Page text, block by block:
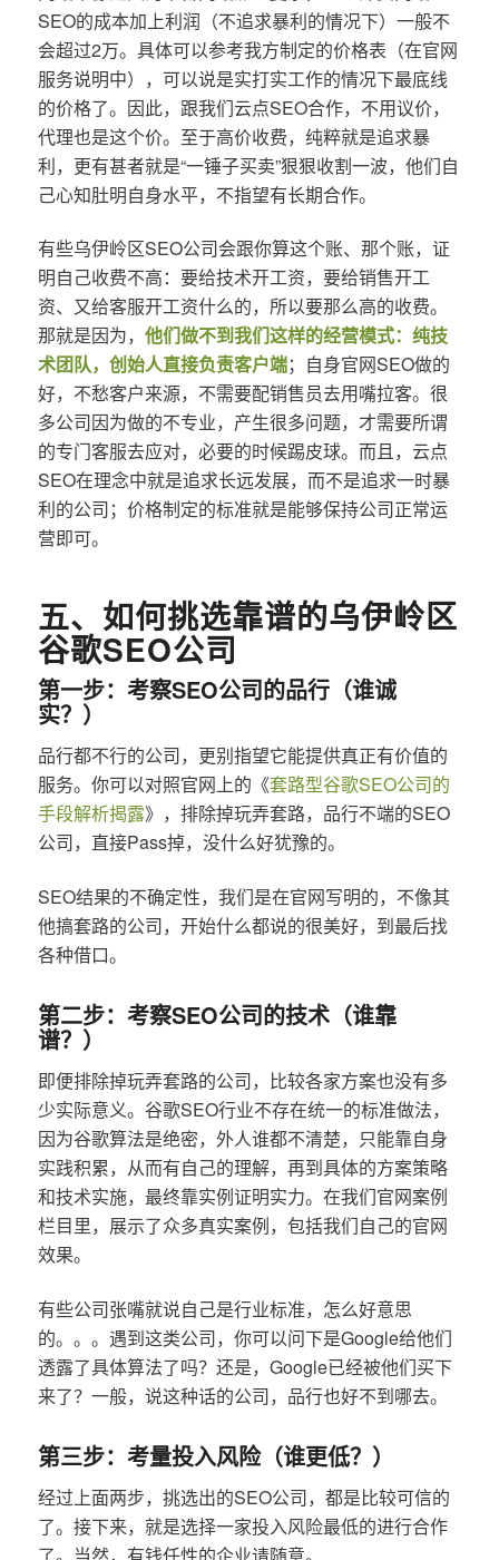
SEO的成本加上利润（不追求暴利的情况下）一般不
会超过2万。具体可以参考我方制定的价格表（在官网
服务说明中），可以说是实打实工作的情况下最底线
的价格了。因此，跟我们云点SEO合作，不用议价，
代理也是这个价。至于高价收费，纯粹就是追求暴
利，更有甚者就是“一锤子买卖”狠狠收割一波，他们自
己心知肚明自身水平，不指望有长期合作。
有些乌伊岭区SEO公司会跟你算这个账、那个账，证
明自己收费不高：要给技术开工资，要给销售开工
资、又给客服开工资什么的，所以要那么高的收费。
那就是因为， 他们做不到我们这样的经营模式：纯技
术团队，创始人直接负责客户端；自身官网SEO做的
好，不愁客户来源，不需要配销售员去用嘴拉客。很
多公司因为做的不专业，产生很多问题，才需要所谓
的专门客服去应对，必要的时候踢皮球。而且，云点
SEO在理念中就是追求长远发展，而不是追求一时暴
利的公司；价格制定的标准就是能够保持公司正常运
营即可。
五、如何挑选靠谱的乌伊岭区
谷歌SEO公司
第一步：考察SEO公司的品行（谁诚
实？）
品行都不行的公司，更别指望它能提供真正有价值的
服务。你可以对照官网上的《套路型谷歌SEO公司的
手段解析揭露》，排除掉玩弄套路，品行不端的SEO
公司，直接Pass掉，没什么好犹豫的。
SEO结果的不确定性，我们是在官网写明的，不像其
他搞套路的公司，开始什么都说的很美好，到最后找
各种借口。
第二步：考察SEO公司的技术（谁靠
谱？）
即便排除掉玩弄套路的公司，比较各家方案也没有多
少实际意义。谷歌SEO行业不存在统一的标准做法，
因为谷歌算法是绝密，外人谁都不清楚，只能靠自身
实践积累，从而有自己的理解，再到具体的方案策略
和技术实施，最终靠实例证明实力。在我们官网案例
栏目里，展示了众多真实案例，包括我们自己的官网
效果。
有些公司张嘴就说自己是行业标准，怎么好意思
的。。。遇到这类公司，你可以问下是Google给他们
透露了具体算法了吗？还是，Google已经被他们买下
来了？一般，说这种话的公司，品行也好不到哪去。
第三步：考量投入风险（谁更低？）
经过上面两步，挑选出的SEO公司，都是比较可信的
了。接下来，就是选择一家投入风险最低的进行合作